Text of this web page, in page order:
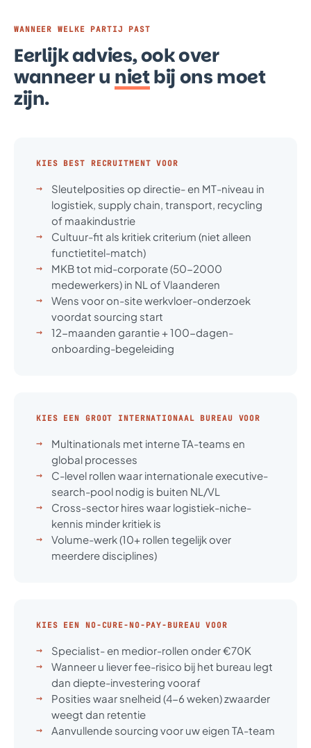
WANNEER WELKE PARTIJ PAST
Eerlijk advies, ook over
wanneer u nietbij ons moet
zijn.
KIES BEST RECRUITMENT VOOR
Sleutelposities op directie- en MT-niveau in
logistiek, supply chain, transport, recycling
of maakindustrie
Cultuur-fit als kritiek criterium (niet alleen
functietitel-match)
MKB tot mid-corporate (50-2000
medewerkers) in NL of Vlaanderen
Wens voor on-site werkvloer-onderzoek
voordat sourcing start
12-maanden garantie + 100-dagen-
onboarding-begeleiding
KIES EEN GROOT INTERNATIONAAL BUREAU VOOR
Multinationals met interne TA-teams en
global processes
C-level rollen waar internationale executive-
search-pool nodig is buiten NL/VL
Cross-sector hires waar logistiek-niche-
kennis minder kritiek is
Volume-werk (10+ rollen tegelijk over
meerdere disciplines)
KIES EEN NO-CURE-NO-PAY-BUREAU VOOR
Specialist- en medior-rollen onder €70K
Wanneer u liever fee-risico bij het bureau legt
dan diepte-investering vooraf
Posities waar snelheid (4-6 weken) zwaarder
weegt dan retentie
Aanvullende sourcing voor uw eigen TA-team